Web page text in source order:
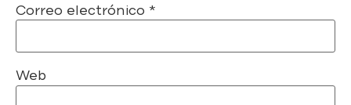
Correo electrónico *
Web